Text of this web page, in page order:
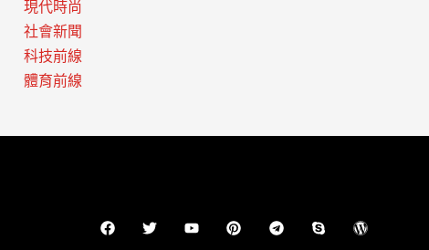
現代時尚
社會新聞
科技前線
體育前線